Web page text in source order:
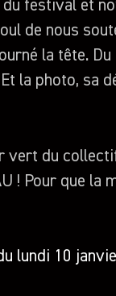
festival et
de nous
la tête.
la photo, sa
vert du
! Pour que la
lundi 10